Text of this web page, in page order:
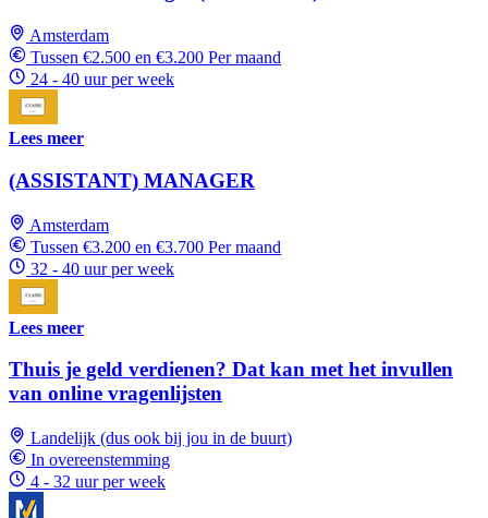
Amsterdam
Tussen €2.500 en €3.200 Per maand
24 - 40 uur per week
Lees meer
(ASSISTANT) MANAGER
Amsterdam
Tussen €3.200 en €3.700 Per maand
32 - 40 uur per week
Lees meer
Thuis je geld verdienen? Dat kan met het invullen
van online vragenlijsten
Landelijk (dus ook bij jou in de buurt)
In overeenstemming
4 - 32 uur per week